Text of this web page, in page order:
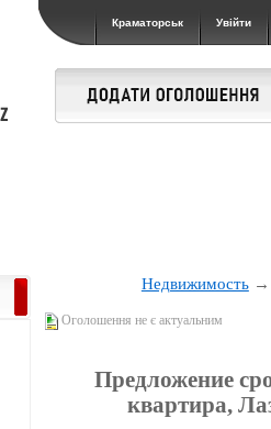
Краматорськ Увійти
Недвижимость
Оголошення не є актуальним
Предложение
квартира,